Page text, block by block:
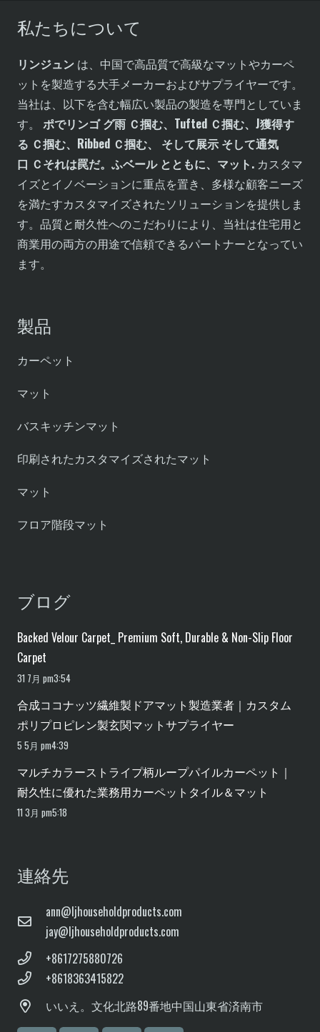
私たちについて
リンジュン は、中国で高品質で高級なマットやカーペ
ットを製造する大手メーカーおよびサプライヤーです。
当社は、以下を含む幅広い製品の製造を専門としていま
す。 ポでリンゴグ雨 Ｃ掴む、 Tufted Ｃ掴む、 J獲得す
る Ｃ掴む、 Ribbed Ｃ掴む、 そして展示 そして通気
口 Ｃそれは罠だ。 ふベール とともに、マット. カスタマ
イズとイノベーションに重点を置き、多様な顧客ニーズ
を満たすカスタマイズされたソリューションを提供しま
す。品質と耐久性へのこだわりにより、当社は住宅用と
商業用の両方の用途で信頼できるパートナーとなってい
ます。
製品
カーペット
マット
バスキッチンマット
印刷されたカスタマイズされたマット
マット
フロア階段マット
ブログ
Backed Velour Carpet_ Premium Soft, Durable & Non-Slip Floor
Carpet
31 7月 pm3:54
合成ココナッツ繊維製ドアマット製造業者｜カスタム
ポリプロピレン製玄関マットサプライヤー
5 5月 pm4:39
マルチカラーストライプ柄ループパイルカーペット｜
耐久性に優れた業務用カーペットタイル＆マット
11 3月 pm5:18
連絡先
ann@ljhouseholdproducts.com
jay@ljhouseholdproducts.com
+8617275880726
+8618363415822
いいえ。 文化北路89番地中国山東省済南市